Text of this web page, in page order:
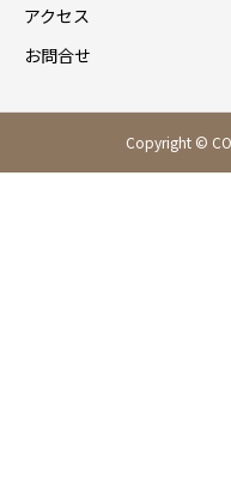
アクセス
お問合せ
Copyright ©